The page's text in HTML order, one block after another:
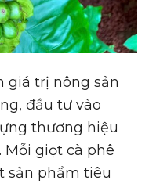
giá trị nông sản
đầu tư vào
thương hiệu
Mỗi giọt cà phê
sản phẩm tiêu